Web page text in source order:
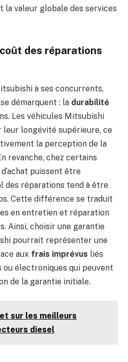
la valeur globale des services
des réparations
à ses concurrents,
démarquent : la durabilité
Les véhicules Mitsubishi
leur longévité supérieure, ce
la perception de la
revanche, chez certains
puissent être
des réparations tend à être
Cette différence se traduit
en entretien et réparation
Ainsi, choisir une garantie
pourrait représenter une
aux frais imprévus liés
ou électroniques qui peuvent
de la garantie initiale.
sur les meilleurs
diesel